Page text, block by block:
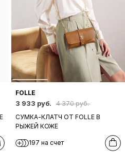
FOLLE
3 933 руб.
4 370 руб.
СУМКА-КЛАТЧ ОТ FOLLE В
РЫЖЕЙ КОЖЕ
197 на счет